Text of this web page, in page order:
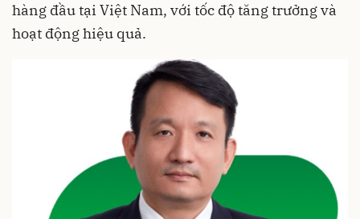
hàng đầu tại Việt Nam, với tốc độ tăng trưởng và
hoạt động hiệu quả.